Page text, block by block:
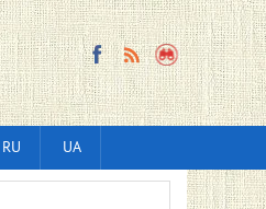
RU UA